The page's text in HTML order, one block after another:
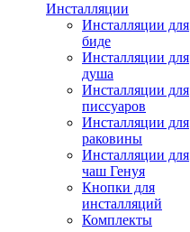
Инсталляции
Инсталляции для
биде
Инсталляции для
душа
Инсталляции для
писсуаров
Инсталляции для
раковины
Инсталляции для
чаш Генуя
Кнопки для
инсталляций
Комплекты